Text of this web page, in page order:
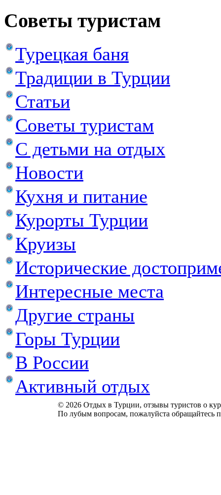
Советы туристам
Турецкая баня
Традиции в Турции
Статьи
Советы туристам
С детьми на отдых
Новости
Кухня и питание
Курорты Турции
Круизы
Исторические
Интересные места
Другие страны
Горы Турции
В России
Активный отдых
© 2026 Отдых в Турции, отзывы туристов о
По лубым вопросам, пожалуйста обращайтесь